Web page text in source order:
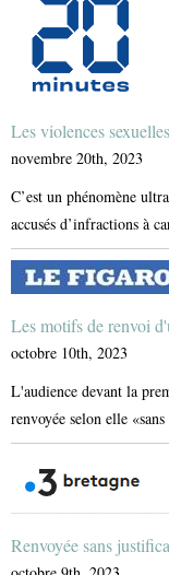
Les violences
novembre 20th, 2023
C’est un phénomène
accusés d’infractions à
Les motifs de renvoi
octobre 10th, 2023
L'audience devant la
renvoyée selon elle
Renvoyée sans